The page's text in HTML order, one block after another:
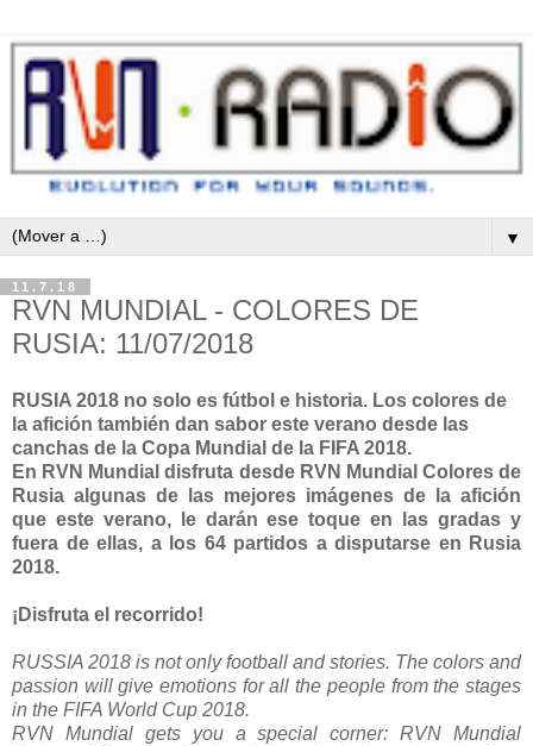
▼
11.7.18
RVN MUNDIAL - COLORES DE
RUSIA: 11/07/2018
RUSIA 2018 no solo es fútbol e historia. Los colores de
la afición también dan sabor este verano desde las
canchas de la Copa Mundial de la FIFA 2018.
En RVN Mundial disfruta desde RVN Mundial Colores de
Rusia algunas de las mejores imágenes de la afición
que este verano, le darán ese toque en las gradas y
fuera de ellas, a los 64 partidos a disputarse en Rusia
2018.
¡Disfruta el recorrido!
RUSSIA 2018 is not only football and stories. The colors and
passion will give emotions for all the people from the stages
in the FIFA World Cup 2018.
RVN Mundial gets you a special corner: RVN Mundial